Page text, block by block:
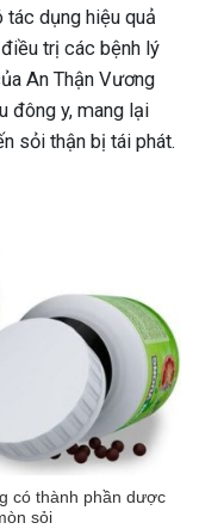
dụng hiệu quả
trị các bệnh lý
An Thận Vương
đông y, mang lại
sỏi thận bị tái phát.
có thành phần dược
sỏi